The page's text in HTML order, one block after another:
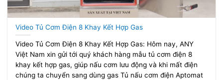
Video Tủ Cơm Điện 8 Khay Kết Hợp Gas
Video Tủ Cơm Điện 8 Khay Kết Hợp Gas: Hôm nay, ANY
Việt Nam xin gửi tới quý khách hàng mẫu tủ cơm điện 8
khay kết hợp gas, giúp nấu cơm lưu động và khi mất điện
chúng ta chuyển sang dùng gas Tủ nấu cơm điện Aptomat